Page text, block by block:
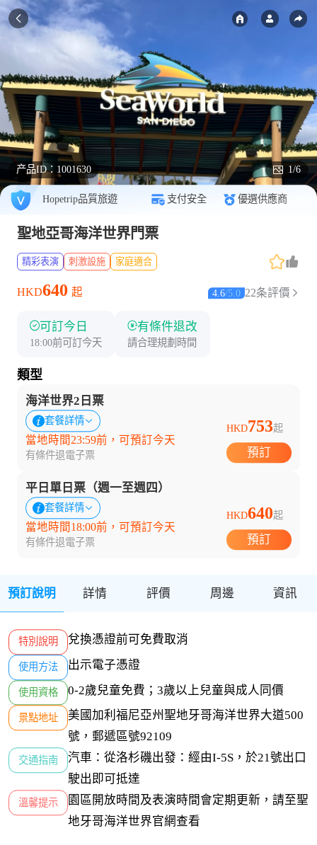
产品ID： 1001630 1/6
Hopetrip品質旅遊 支付安全 優選供應商
聖地亞哥海洋世界門票
精彩表演 刺激設施 家庭適合
HKD640 起 4.6/5.0 22条評價
可訂今日
18:00前可訂今天
有條件退改
請合理規劃時間
類型
海洋世界2日票
套餐詳情
當地時間23:59前，可預訂今天
有條件退電子票
HKD753起
預訂
平日單日票（週一至週四）
套餐詳情
當地時間18:00前，可預訂今天
有條件退電子票
HKD640起
預訂
預訂說明 詳情 評價 周邊 資訊
特別說明 兌換憑證前可免費取消
使用方法 出示電子憑證
使用資格 0-2歲兒童免費；3歲以上兒童與成人同價
景點地址
美國加利福尼亞州聖地牙哥海洋世界大道500
號，郵遞區號92109
交通指南
汽車：從洛杉磯出發：經由I-5S，於21號出口
駛出即可抵達
溫馨提示
園區開放時間及表演時間會定期更新，請至聖
地牙哥海洋世界官網查看